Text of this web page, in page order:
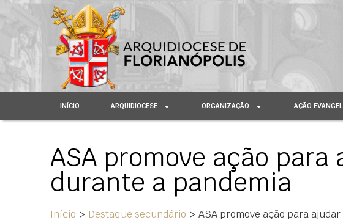
INÍCIO ARQUIDIOCESE ORGANIZAÇÃO AÇÃO
ASA promove ação
durante a pandemia
Início > Destaque secundário > ASA promove ação para